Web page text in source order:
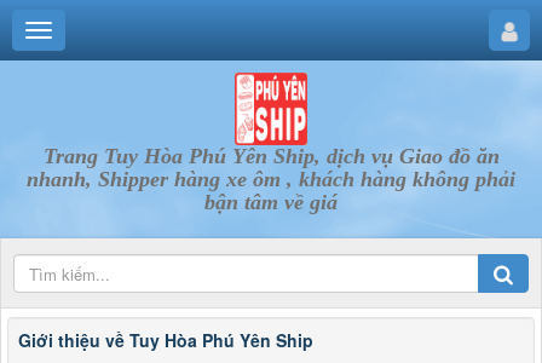
Trang Tuy Hòa Phú Yên Ship, dịch vụ Giao đồ ăn
nhanh, Shipper hàng xe ôm , khách hàng không phải
bận tâm về giá
Giới thiệu về Tuy Hòa Phú Yên Ship